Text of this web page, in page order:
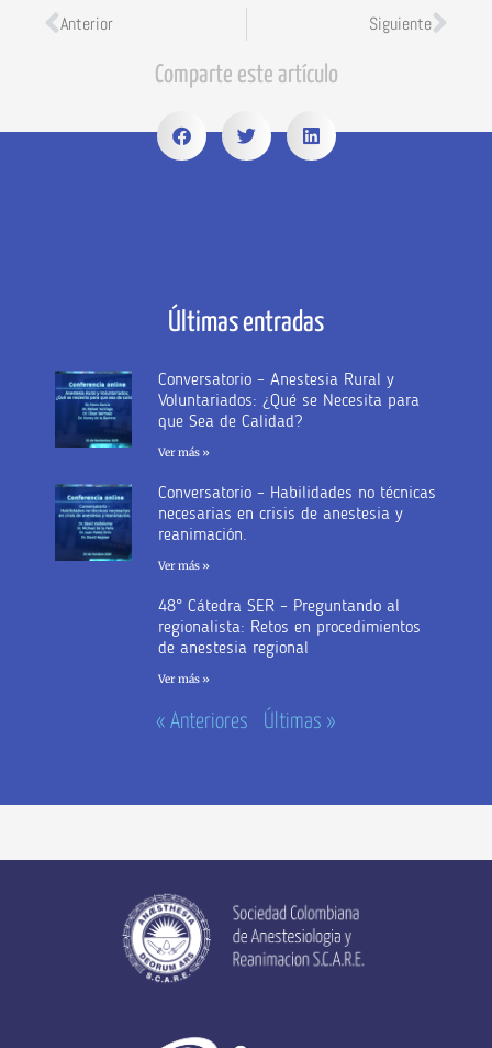
Anterior Siguiente
Comparte este artículo
Últimas entradas
Conversatorio – Anestesia Rural y
Voluntariados: ¿Qué se Necesita para
que Sea de Calidad?
Ver más »
Conversatorio – Habilidades no técnicas
necesarias en crisis de anestesia y
reanimación.
Ver más »
48° Cátedra SER – Preguntando al
regionalista: Retos en procedimientos
de anestesia regional
Ver más »
« Anteriores Últimas »